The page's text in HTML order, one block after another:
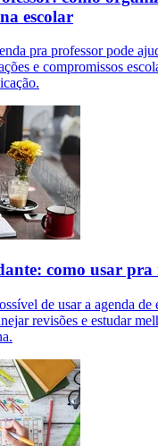
escolar
pra professor pode
e compromissos
como usar
de usar a agenda de
revisões e estudar